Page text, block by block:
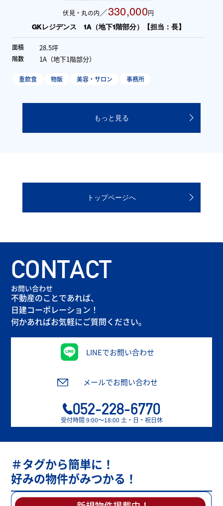
伏見・丸の内 ／330,000円
GKレジデンス 1A（地下1階部分）【担当：長】
面積 28.5坪
階数 1A（地下1階部分）
重飲食 物販 美容・サロン 事務所
もっと見る
トップページへ
CONTACT
お問い合わせ
不動産のことであれば、
日建コーポレーション！
何かあればお気軽にご質問ください。
LINEでお問い合わせ
メールでお問い合わせ
052-228-6770
受付時間 9:00〜18:00 土・日・祝日休
＃タグから簡単に！
好みの物件がみつかる！